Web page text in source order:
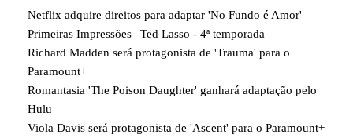
Netflix adquire direitos para adaptar 'No Fundo é Amor'
Primeiras Impressões | Ted Lasso - 4ª temporada
Richard Madden será protagonista de 'Trauma' para o
Paramount+
Romantasia 'The Poison Daughter' ganhará adaptação pelo
Hulu
Viola Davis será protagonista de 'Ascent' para o Paramount+